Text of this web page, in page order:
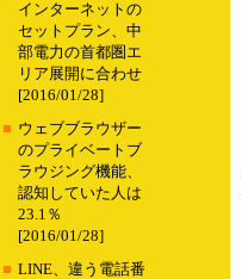
インターネットの
セットプラン、中
部電力の首都圏エ
リア展開に合わせ
[2016/01/28]
■ ウェブブラウザー
のプライベートブ
ラウジング機能、
認知していた人は
23.1％
[2016/01/28]
■ LINE、違う電話番